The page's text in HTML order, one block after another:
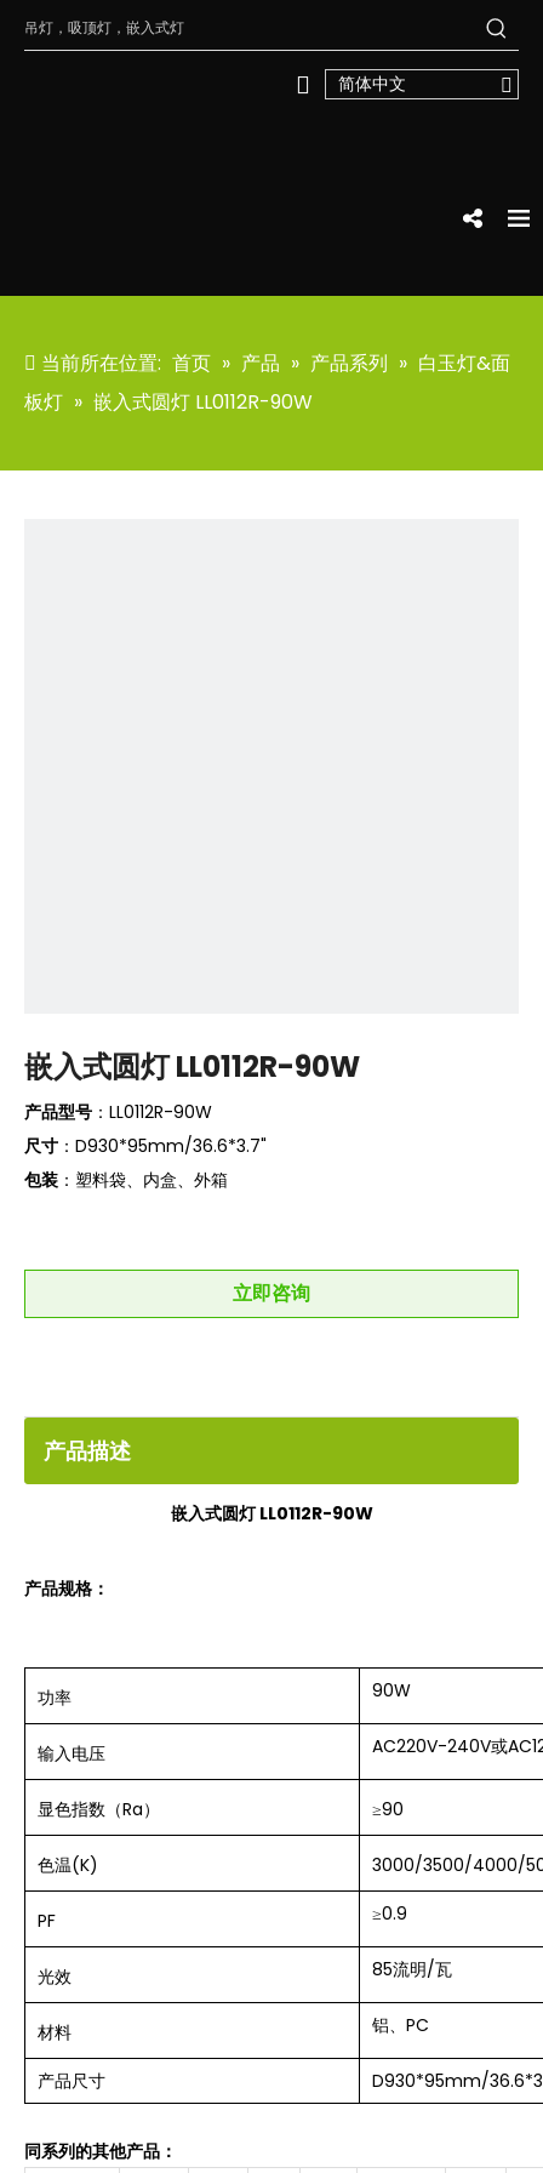
简体中文
当前所在位置: 首页 » 产品 » 产品系列 » 白玉灯&面
板灯 » 嵌入式圆灯 LL0112R-90W
嵌入式圆灯 LL0112R-90W
产品型号 ：LL0112R-90W
尺寸 ：D930*95mm/36.6*3.7"
包装 ：塑料袋、内盒、外箱
立即咨询
产品描述
嵌入式圆灯 LL0112R-90W
产品规格：
功率 90W
输入电压 AC220V-240V或
显色指数（Ra） ≥90
色温(K) 3000/3500/4000/
PF ≥0.9
光效 85流明/瓦
材料 铝、PC
产品尺寸 D930*95mm/
同系列的其他产品：